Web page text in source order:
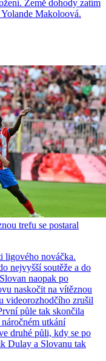
Země dohody zatím
Makoloová.
trefu se postaral
ligového nováčka.
nejvyšší soutěže a do
naopak po
naskočit na vítěznou
videorozhodčího zrušil
půle tak skončila
utkání
druhé půli, kdy se po
Dulay a Slovanu tak